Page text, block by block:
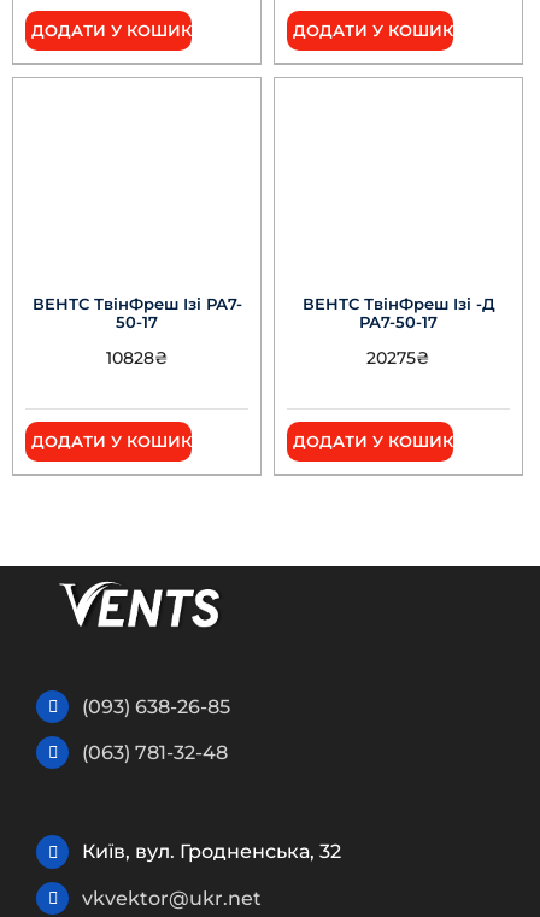
ДОДАТИ У КОШИК ДОДАТИ У КОШИК
ВЕНТС ТвінФреш Ізі РА7-
50-17
10828₴
ДОДАТИ У КОШИК
ВЕНТС ТвінФреш Ізі -Д
РА7-50-17
20275₴
ДОДАТИ У КОШИК
(093) 638-26-85
(063) 781-32-48
Київ, вул. Гродненська, 32
vkvektor@ukr.net